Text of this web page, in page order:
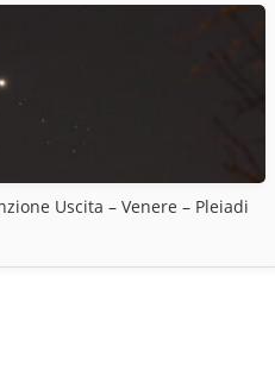
Uscita – Venere – Pleiadi